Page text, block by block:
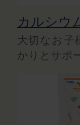
カルシウ
大切なお子
かりとサポ